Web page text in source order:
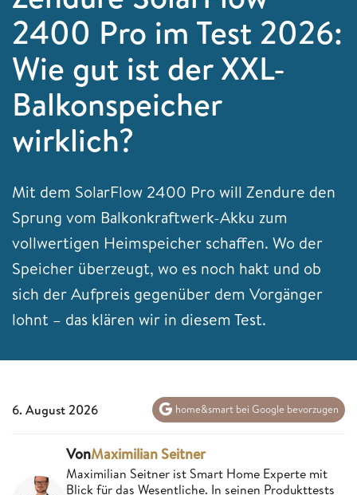
2400 Pro im Test 2026:
Wie gut ist der XXL-
Balkonspeicher
wirklich?
Mit dem SolarFlow 2400 Pro will Zendure den
Sprung vom Balkonkraftwerk-Akku zum
vollwertigen Heimspeicher schaffen. Wo der
Speicher überzeugt, wo es noch hakt und ob
sich der Aufpreis gegenüber dem Vorgänger
lohnt – das klären wir in diesem Test.
6. August 2026 home&smart bei Google bevorzugen
VonMaximilian Seitner
Maximilian Seitner ist Smart Home Experte mit
Blick für das Wesentliche. In seinen Produkttests